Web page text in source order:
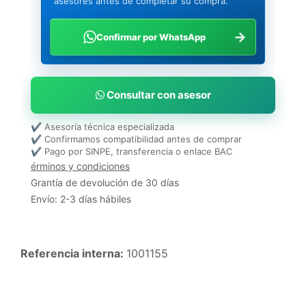
Confirmar por WhatsApp →
Consultar con asesor
✔ Asesoría técnica especializada
✔ Confirmamos compatibilidad antes de comprar
✔ Pago por SINPE, transferencia o enlace BAC
érminos y condiciones
Grantía de devolución de 30 días
Envío: 2-3 días hábiles
Referencia interna: 1001155